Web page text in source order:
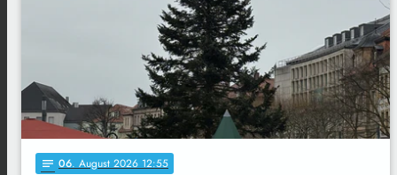
notes 06. August 2026 12:55